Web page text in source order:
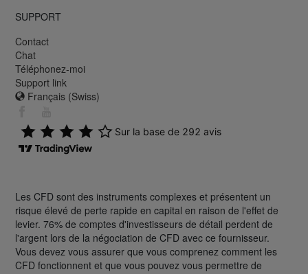
SUPPORT
Contact
Chat
Téléphonez-moi
Support link
Français (Swiss)
Les CFD sont des instruments complexes et présentent un
risque élevé de perte rapide en capital en raison de l'effet de
levier. 76% de comptes d'investisseurs de détail perdent de
l'argent lors de la négociation de CFD avec ce fournisseur.
Vous devez vous assurer que vous comprenez comment les
CFD fonctionnent et que vous pouvez vous permettre de